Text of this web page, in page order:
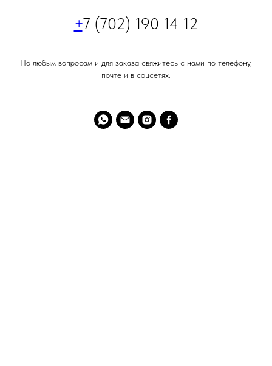
+7 (702) 190 14 12
По любым вопросам и для заказа свяжитесь с нами по телефону,
почте и в соцсетях.